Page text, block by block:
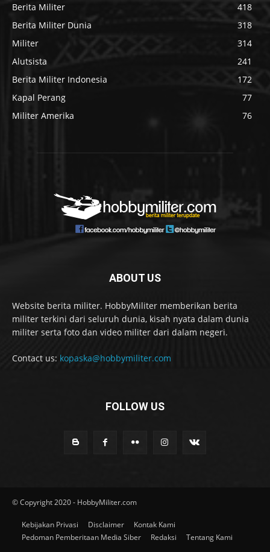
Berita Militer
418
Berita Militer Dunia
318
Militer
314
Alutsista
241
Berita Militer Indonesia
172
Kapal Perang
77
Militer Amerika
76
ABOUT US
Website berita militer. HobbyMiliter memberikan berita
militer terkini dari seluruh dunia, kisah nyata dalam dunia
militer serta foto dan video militer dari dalam negeri.
Contact us: kopaska@hobbymiliter.com
FOLLOW US
© Copyright 2020 - HobbyMiliter.com
Kebijakan Privasi Disclaimer
Kontak Kami
Pedoman Pemberitaan Media Siber
Redaksi Tentang Kami